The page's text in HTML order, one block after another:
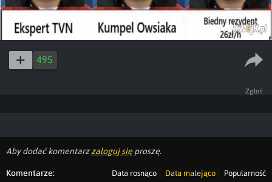
495
Zgłoś
Aby dodać komentarzzaloguj się proszę.
Komentarze: Data rosnąco Data malejąco Popularność